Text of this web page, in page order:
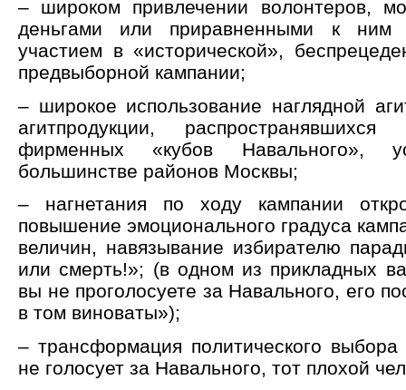
– широком привлечении волонтеров,
деньгами или приравненными к ним
участием в «исторической»,
предвыборной кампании;
– широкое использование наглядной
агитпродукции,
фирменных «кубов Навального»,
большинстве районов Москвы;
– нагнетания по ходу кампании
повышение эмоционального градуса
величин, навязывание избирателю
или смерть!»; (в одном из прикладных
вы не проголосуете за Навального, его
в том виноваты»);
– трансформация политического
не голосует за Навального, тот плохой